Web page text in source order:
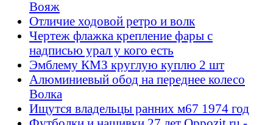
Вояж
Отличие ходовой ретро и волк
Чертеж флажка крепление фары с
надписью урал у кого есть
Эмблему КМЗ круглую куплю 2 шт
Алюминиевый обод на переднее колесо
Волка
Ищутся владельцы ранних м67 1974 год